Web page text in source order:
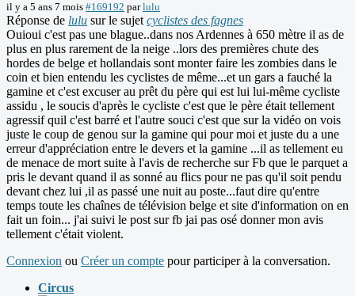
il y a 5 ans 7 mois #169192 parlulu
Réponse de lulu sur le sujet cyclistes des fagnes
Ouioui c'est pas une blague..dans nos Ardennes à 650 mètre il as de
plus en plus rarement de la neige ..lors des premières chute des
hordes de belge et hollandais sont monter faire les zombies dans le
coin et bien entendu les cyclistes de même...et un gars a fauché la
gamine et c'est excuser au prêt du père qui est lui lui-même cycliste
assidu , le soucis d'après le cycliste c'est que le père était tellement
agressif quil c'est barré et l'autre souci c'est que sur la vidéo on vois
juste le coup de genou sur la gamine qui pour moi et juste du a une
erreur d'appréciation entre le devers et la gamine ...il as tellement eu
de menace de mort suite à l'avis de recherche sur Fb que le parquet a
pris le devant quand il as sonné au flics pour ne pas qu'il soit pendu
devant chez lui ,il as passé une nuit au poste...faut dire qu'entre
temps toute les chaînes de télévision belge et site d'information on en
fait un foin... j'ai suivi le post sur fb jai pas osé donner mon avis
tellement c'était violent.
Connexion ou Créer un compte pour participer à la conversation.
Circus